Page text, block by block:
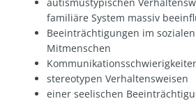
familiäre System massiv
Beeinträchtigungen im
Mitmenschen
stereotypen Verhaltensweisen
einer seelischen